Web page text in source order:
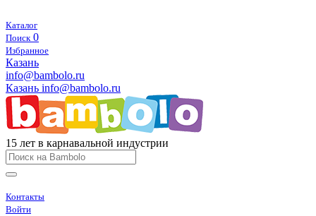
Каталог
Поиск 0
Избранное
Казань
info@bambolo.ru
Казань info@bambolo.ru
15 лет в карнавальной индустрии
Контакты
Войти